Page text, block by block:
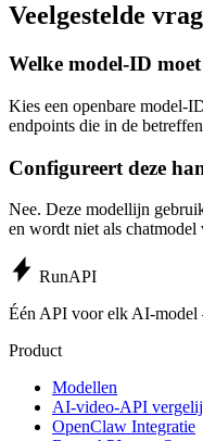
Veelgestelde
Welke model-ID
Kies een openbare model-
endpoints die in de
Configureert deze
Nee. Deze modellijn
en wordt niet als chatmodel
RunAPI
Één API voor elk AI-
Product
Modellen
AI-video-API
OpenClaw Integratie